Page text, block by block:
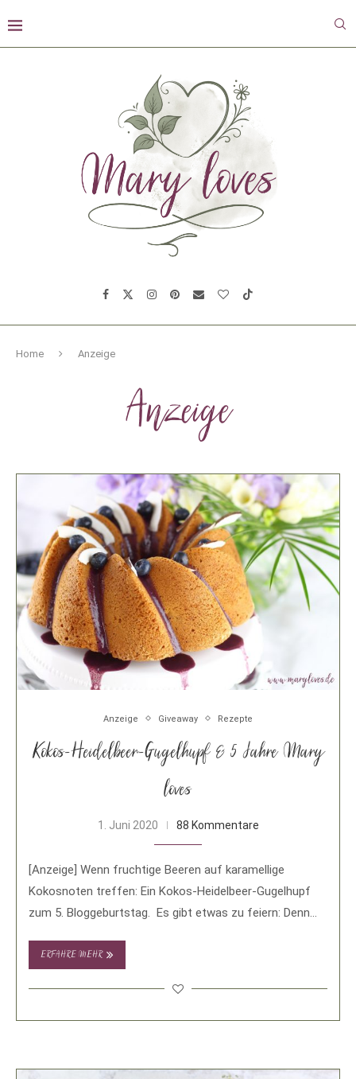
Home Anzeige
Anzeige
Anzeige Giveaway Rezepte
Kokos-Heidelbeer-Gugelhupf & 5 Jahre Mary
loves
1. Juni 2020 88 Kommentare
[Anzeige] Wenn fruchtige Beeren auf karamellige
Kokosnoten treffen: Ein Kokos-Heidelbeer-Gugelhupf
zum 5. Bloggeburtstag. Es gibt etwas zu feiern: Denn
ERFAHRE MEHR